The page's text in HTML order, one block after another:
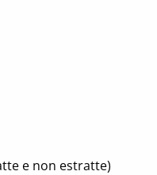
e non estratte)